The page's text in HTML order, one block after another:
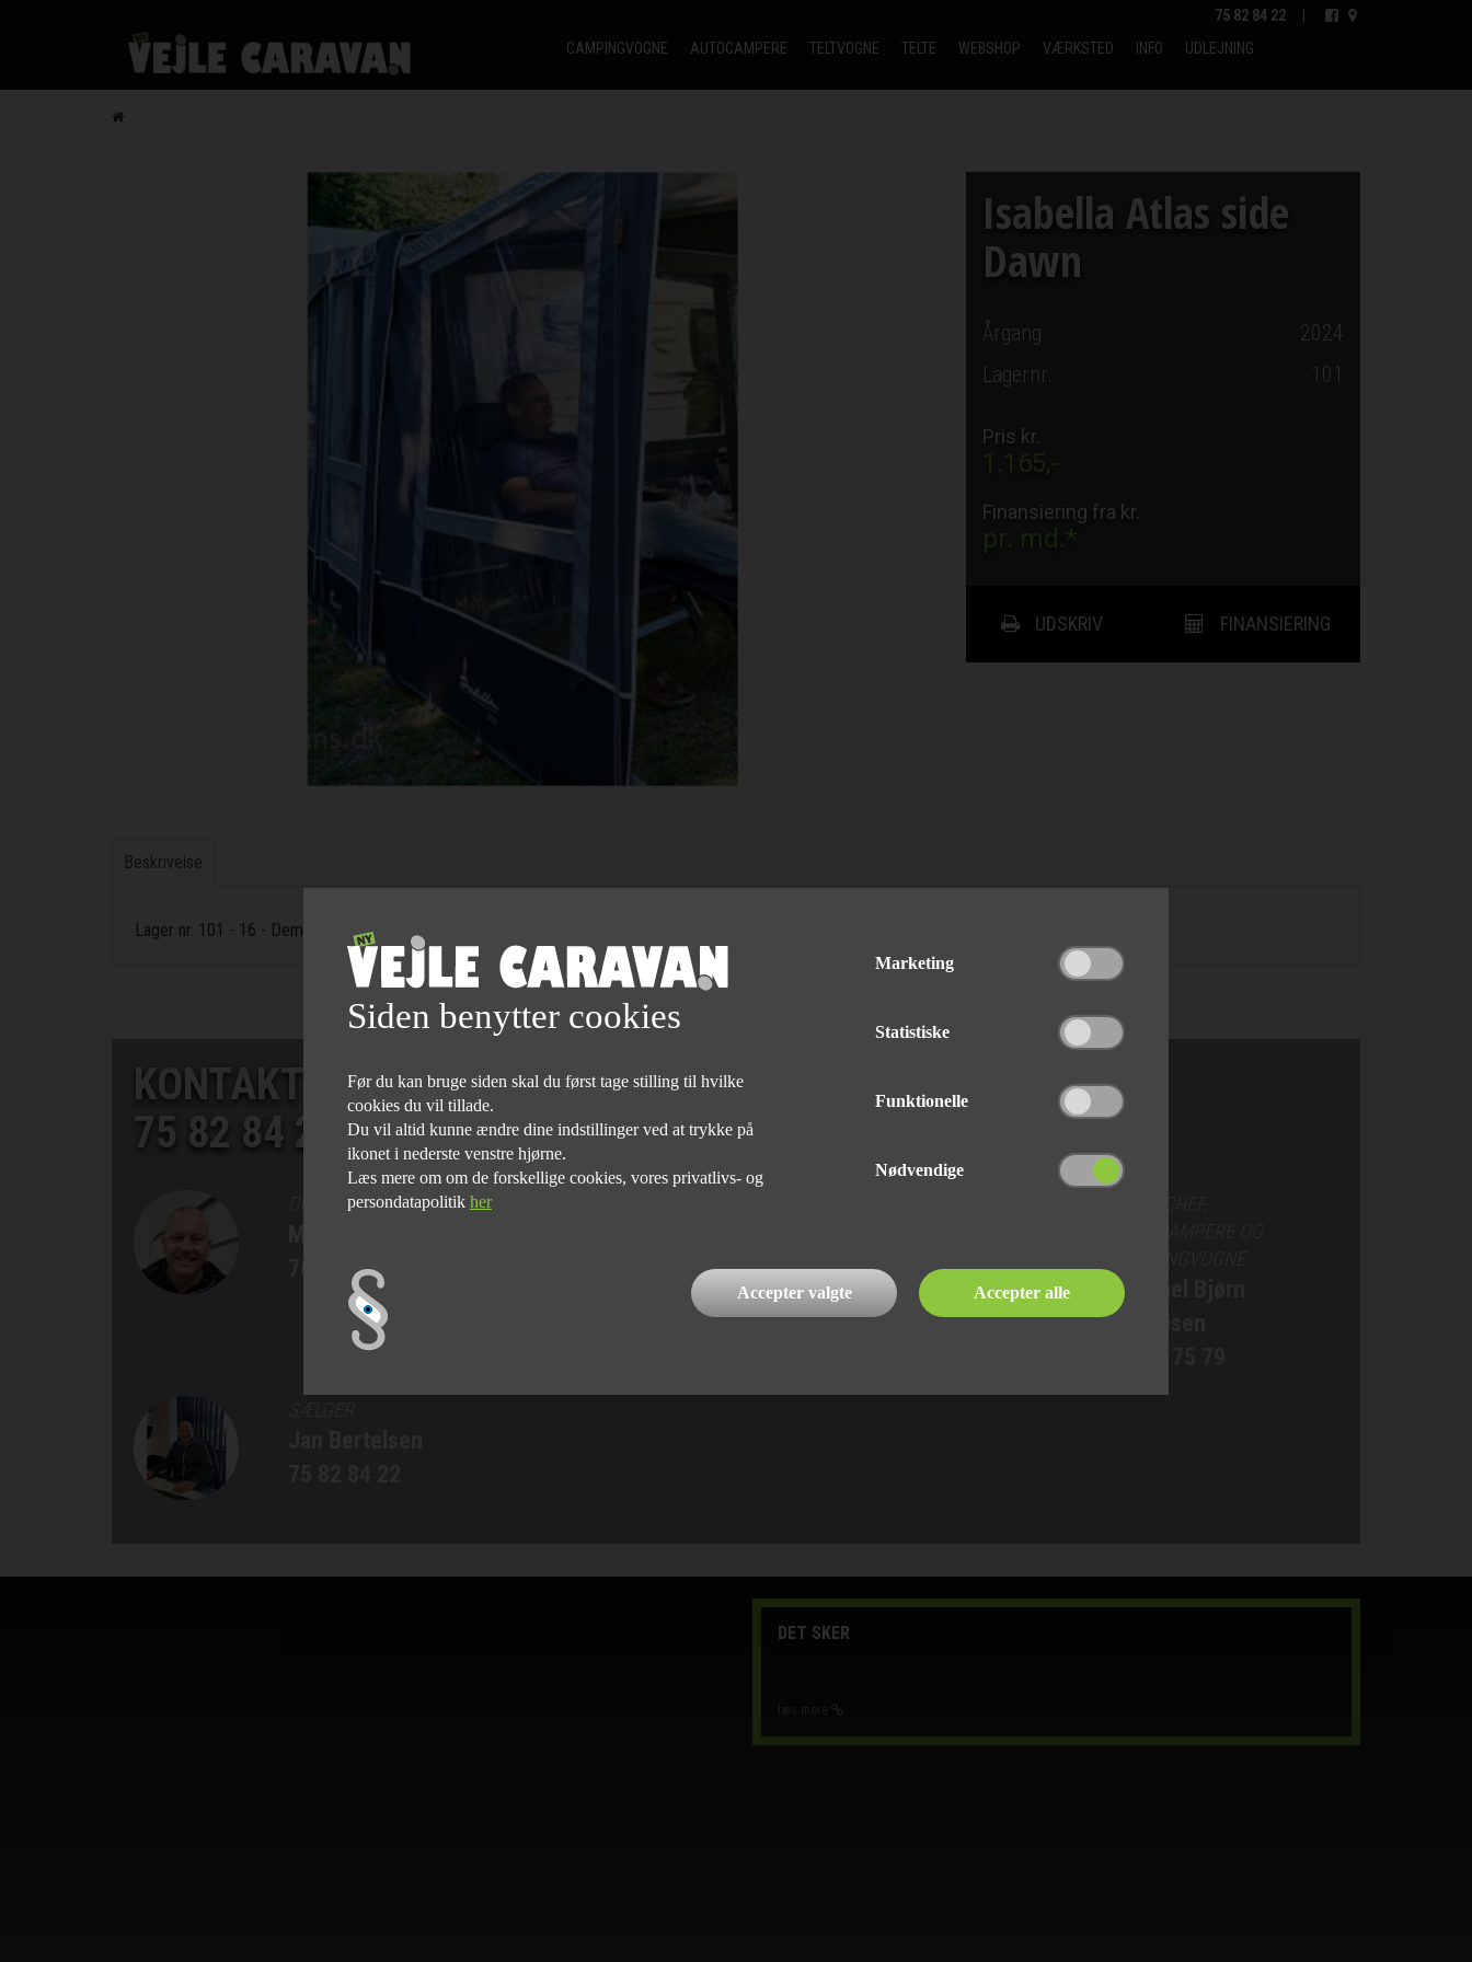
75 82 84 22
CAMPINGVOGNE
AUTOCAMPERE TELTVOGNE TELTE WEBSHOP VÆRKSTED INFO UDLEJNING
Isabella Atlas side
Dawn
Årgang
2024
Lagernr.
101
Pris kr.
1.165,-
Finansiering fra kr.
pr. md.*
UDSKRIV FINANSIERING
Beskrivelse
Lager nr. 101 - 16 - Demo - Isabella Atlas læside Dawn - venstre Vores egen udstillings model.
Med forbehold for tryk og taste fejl af udstyr på alle vogne
KONTAKT SALGSAFDELINGEN
75 82 84 22
DIREKTØR
76 90 75 77
76 90 75 75
Michael Bjørn
Jakobsen
DET SKER
Siden benytter cookies
Før du kan bruge siden skal du først tage stilling til hvilke
cookies du vil tillade.
Du vil altid kunne ændre dine indstillinger ved at trykke på
ikonet i nederste venstre hjørne.
Læs mere om om de forskellige cookies, vores privatlivs- og
persondatapolitik her
Marketing
Statistiske
Funktionelle
Nødvendige
Accepter valgte Accepter alle